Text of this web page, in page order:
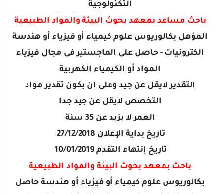
التكنولوجية
باحث مساعد بمعهد بحوث البيئة والمواد الطبيعية
المؤهل بكالوريوس علوم كيمياء أو فيزياء أو هندسة
الكترونيات - حاصل على الماجستير فى مجال فيزياء
المواد أو الكيمياء الكهربية
التقدير لايقل عن جيد وعلى ان يكون تقدير مواد
التخصص لايقل عن جيد جدا
العمر لا يزيد عن 35 سنة
تاريخ بداية الإعلان 27/12/2018
تاريخ إنتهاء التقدم 10/01/2019
باحث بمعهد بحوث البيئة والمواد الطبيعية
بكالوريوس علوم كيمياء أو فيزياء أو هندسة حاصل